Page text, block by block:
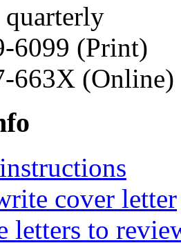
quarterly
6099 (Print)
663X (Online)
cover letter
letters to